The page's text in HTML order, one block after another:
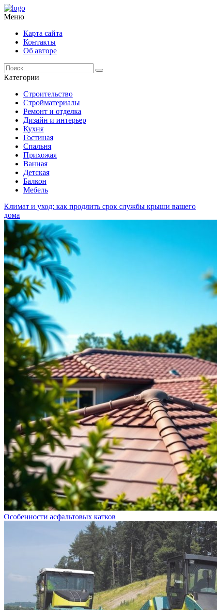
Меню
Карта сайта
Контакты
Об авторе
Категории
Строительство
Стройматериалы
Ремонт и отделка
Дизайн и интерьер
Кухня
Гостиная
Спальня
Прихожая
Ванная
Детская
Балкон
Мебель
Климат и уход: как продлить срок службы крыши вашего
дома
Особенности асфальтовых катков